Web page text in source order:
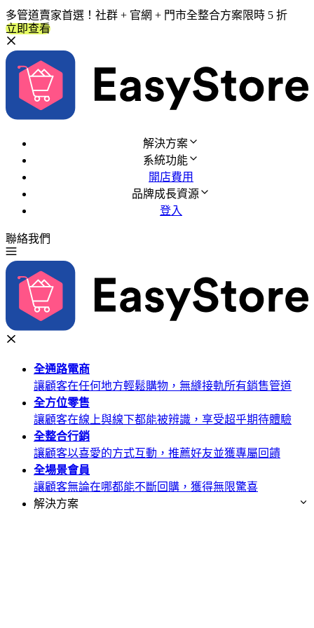
多管道賣家首選！社群 + 官網 + 門市全整合方案限時 5 折
立即查看
解決方案
系統功能
開店費用
品牌成長資源
登入
聯絡我們
全通路電商
讓顧客在任何地方輕鬆購物，無縫接軌所有銷售管道
全方位零售
讓顧客在線上與線下都能被辨識，享受超乎期待體驗
全整合行銷
讓顧客以喜愛的方式互動，推薦好友並獲專屬回饋
全場景會員
讓顧客無論在哪都能不斷回購，獲得無限驚喜
解決方案